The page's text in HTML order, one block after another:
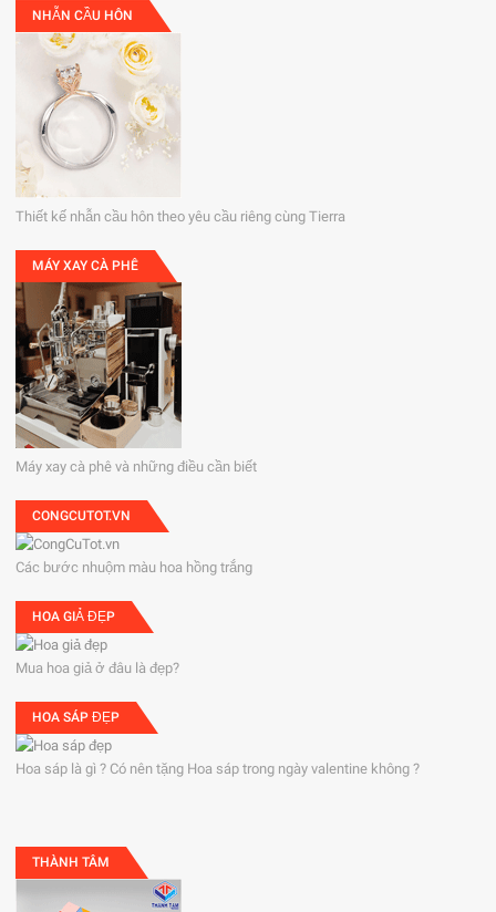
NHẪN CẦU HÔN
Thiết kế nhẫn cầu hôn theo yêu cầu riêng cùng Tierra
MÁY XAY CÀ PHÊ
Máy xay cà phê và những điều cần biết
CONGCUTOT.VN
Các bước nhuộm màu hoa hồng trắng
HOA GIẢ ĐẸP
Mua hoa giả ở đâu là đẹp?
HOA SÁP ĐẸP
Hoa sáp là gì ? Có nên tặng Hoa sáp trong ngày valentine không ?
THÀNH TÂM